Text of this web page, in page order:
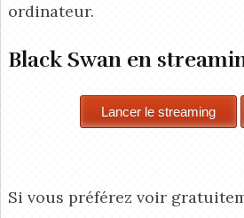
ordinateur.
Black Swan en
Si vous préférez voir